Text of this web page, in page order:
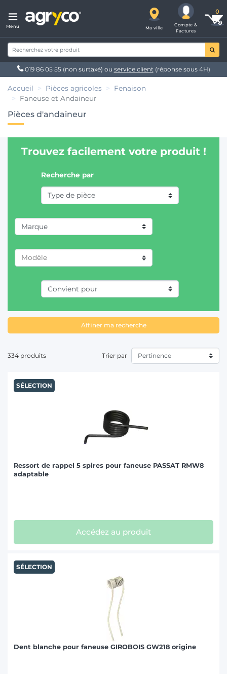
Menu Ma ville
Compte &
Factures
019 86 05 55 (non surtaxé) ou service client(réponse sous 4H)
Accueil Pièces agricoles
Fenaison
Faneuse et Andaineur
Pièces d'andaineur
Trouvez facilement votre produit !
Recherche par
Marque
AGRAM (1)
CASE IH (2)
FELLA (21)
GALFRE (2)
KRONE (16)
LELY (8)
MASCHIO GASPARDO (3)
MASSEY FERGUSON (5)
MENGELE (1)
PÖTTINGER (31)
Affiner ma recherche
334 produits Trier par
SÉLECTION
Ressort de rappel 5 spires pour faneuse PASSAT RMW8
adaptable
Accédez au produit
SÉLECTION
Dent blanche pour faneuse GIROBOIS GW218 origine